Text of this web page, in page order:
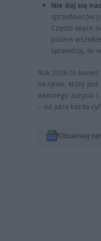
Nie daj się
sprzedawców
Często wiąże
pożera
sprawdzaj, ile
Rok 2026 to
na rynek, który
własnego zużycia
– od jutra każda
Obserwuj